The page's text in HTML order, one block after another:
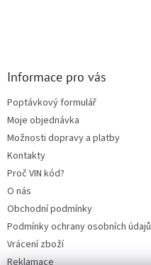
Informace pro vás
Poptávkový formulář
Moje objednávka
Možnosti dopravy a platby
Kontakty
Proč VIN kód?
O nás
Obchodní podmínky
Podmínky ochrany osobních údajů
Vrácení zboží